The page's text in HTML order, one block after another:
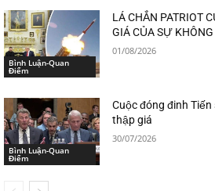
Bình Luận-Quan
Điểm
LÁ CHẮN PATRIOT
GIÁ CỦA SỰ
01/08/2026
Bình Luận-Quan
Điểm
Cuộc đóng đinh
thập giá
30/07/2026